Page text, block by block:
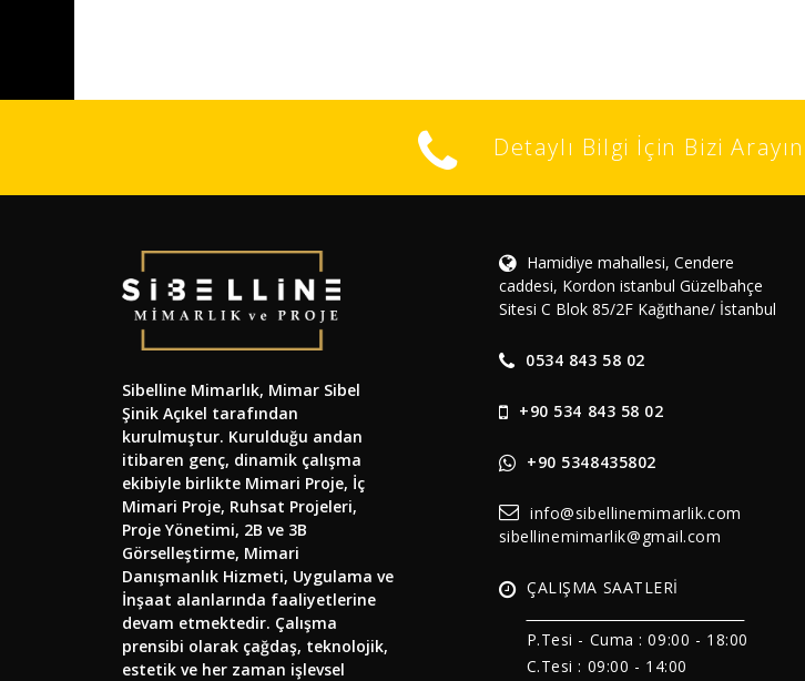
Detaylı Bilgi İçin Bizi Arayın
Sibelline Mimarlık, Mimar Sibel
Şinik Açıkel tarafından
kurulmuştur. Kurulduğu andan
itibaren genç, dinamik çalışma
ekibiyle birlikte Mimari Proje, İç
Mimari Proje, Ruhsat Projeleri,
Proje Yönetimi, 2B ve 3B
Görselleştirme, Mimari
Danışmanlık Hizmeti, Uygulama ve
İnşaat alanlarında faaliyetlerine
devam etmektedir. Çalışma
prensibi olarak çağdaş, teknolojik,
estetik ve her zaman işlevsel
Hamidiye mahallesi, Cendere
caddesi, Kordon istanbul Güzelbahçe
Sitesi C Blok 85/2F Kağıthane/ İstanbul
0534 843 58 02
+90 534 843 58 02
+90 5348435802
info@sibellinemimarlik.com
sibellinemimarlik@gmail.com
ÇALIŞMA SAATLERİ
P.Tesi - Cuma : 09:00 - 18:00
C.Tesi : 09:00 - 14:00